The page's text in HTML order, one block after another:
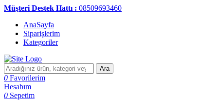
Müşteri Destek Hattı : 08509693460
AnaSayfa
Siparişlerim
Kategoriler
Ara
0 Favorilerim
Hesabım
0 Sepetim